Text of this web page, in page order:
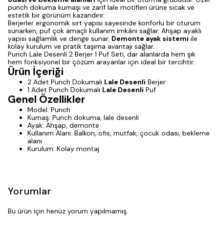
punch dokuma kumaşı ve zarif lale motifleri ürüne sıcak ve
estetik bir görünüm kazandırır.
Berjerler ergonomik sırt yapısı sayesinde konforlu bir oturum
sunarken, puf çok amaçlı kullanım imkânı sağlar. Ahşap ayaklı
yapısı sağlamlık ve denge sunar. Demonte ayak sistemi ile
kolay kurulum ve pratik taşıma avantajı sağlar.
Punch Lale Desenli 2 Berjer 1 Puf Seti, dar alanlarda hem şık
hem fonksiyonel bir çözüm arayanlar için ideal bir tercihtir.
Ürün İçeriği
2 Adet Punch Dokumalı Lale Desenli Berjer
1 Adet Punch Dokumalı Lale Desenli Puf
Genel Özellikler
Model: Punch
Kumaş: Punch dokuma, lale desenli
Ayak: Ahşap, demonte
Kullanım Alanı: Balkon, ofis, mutfak, çocuk odası, bekleme
alanı
Kurulum: Kolay montaj
Yorumlar
Bu ürün için henüz yorum yapılmamış.